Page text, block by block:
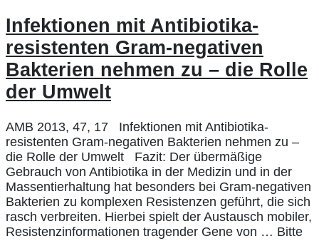
Infektionen mit Antibiotika-
resistenten Gram-negativen
Bakterien nehmen zu – die Rolle
der Umwelt
AMB 2013, 47, 17 Infektionen mit Antibiotika-
resistenten Gram-negativen Bakterien nehmen zu –
die Rolle der Umwelt Fazit: Der übermäßige
Gebrauch von Antibiotika in der Medizin und in der
Massentierhaltung hat besonders bei Gram-negativen
Bakterien zu komplexen Resistenzen geführt, die sich
rasch verbreiten. Hierbei spielt der Austausch mobiler,
Resistenzinformationen tragender Gene von … Bitte